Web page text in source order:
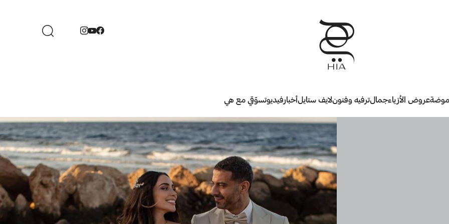
موضةعروض الأزياءجمالترفيه وفنونلايف ستايلأخبارفيديوتسوّقي مع هي